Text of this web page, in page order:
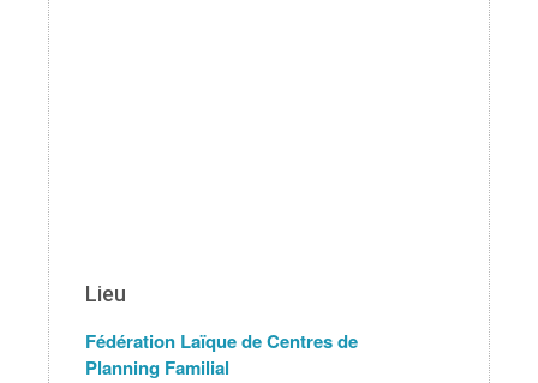
Lieu
Fédération Laïque de Centres de
Planning Familial